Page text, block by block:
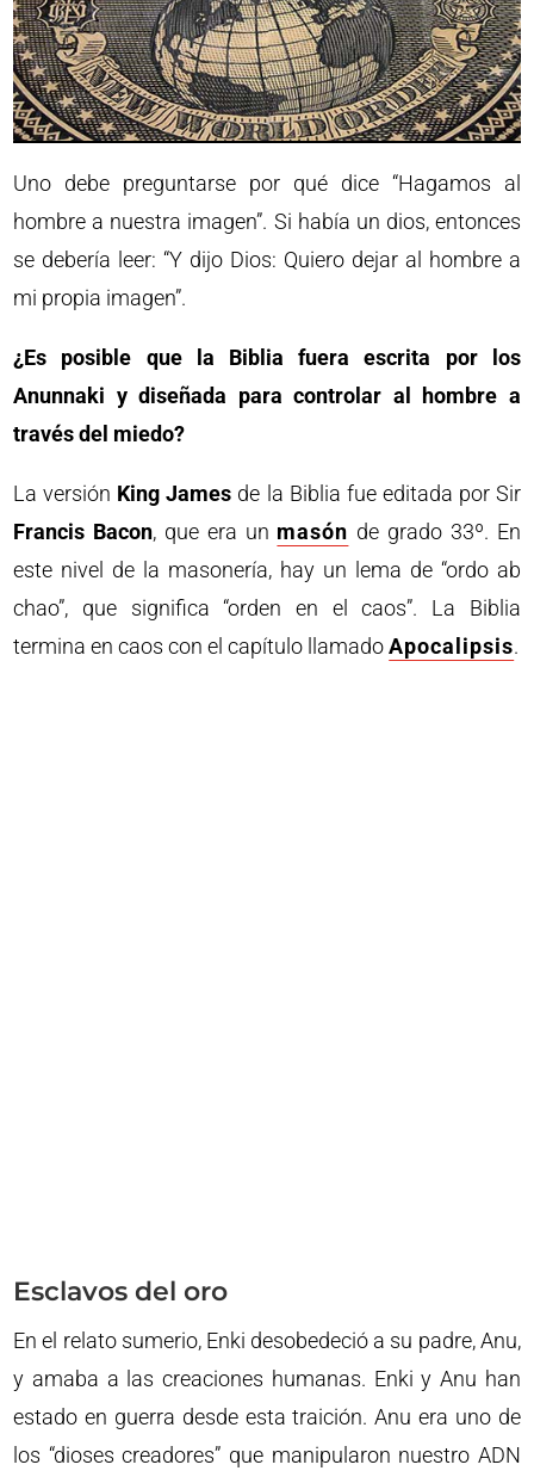
Uno debe preguntarse por qué dice “Hagamos al
hombre a nuestra imagen”. Si había un dios, entonces
se debería leer: “Y dijo Dios: Quiero dejar al hombre a
mi propia imagen”.
¿Es posible que la Biblia fuera escrita por los
Anunnaki y diseñada para controlar al hombre a
través del miedo?
La versión King James de la Biblia fue editada por Sir
Francis Bacon, que era un masón de grado 33º. En
este nivel de la masonería, hay un lema de “ordo ab
chao”, que significa “orden en el caos”. La Biblia
termina en caos con el capítulo llamadoApocalipsis.
Esclavos del oro
En el relato sumerio, Enki desobedeció a su padre, Anu,
y amaba a las creaciones humanas. Enki y Anu han
estado en guerra desde esta traición. Anu era uno de
los “dioses creadores” que manipularon nuestro ADN